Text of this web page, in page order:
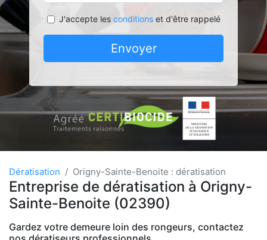
J'accepte les conditionset d'être rappelé
Envoyer
Dératisation Origny-Sainte-Benoite : dératisation
Entreprise de dératisation à Origny-
Sainte-Benoite (02390)
Gardez votre demeure loin des rongeurs, contactez